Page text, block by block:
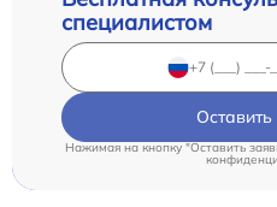
специалистом
Нажимая на кнопку "Оставить